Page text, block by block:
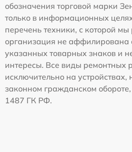
обозначения торговой марки
только в информационных
перечень техники, с которой
организация не аффилирована
указанных товарных знаков и
интересы. Все виды ремонтных
исключительно на
законном гражданском обороте,
1487 ГК РФ.